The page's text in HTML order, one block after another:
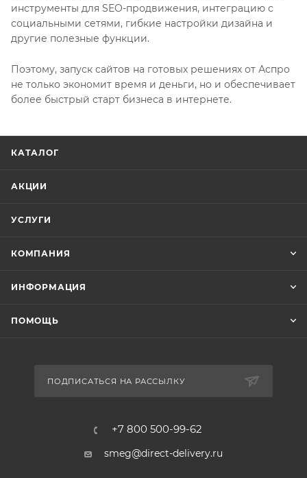
инструменты для SEO-продвижения, интеграцию с
социальными сетями, гибкие настройки дизайна и
другие полезные функции.
Поэтому, запуск сайтов на готовых решениях от Аспро
не только экономит время и деньги, но и обеспечивает
более быстрый старт бизнеса в интернете.
КАТАЛОГ
АКЦИИ
УСЛУГИ
КОМПАНИЯ
ИНФОРМАЦИЯ
ПОМОЩЬ
ПОДПИСАТЬСЯ НА РАССЫЛКУ
+7 800 500-99-62
smeg@direct-delivery.ru